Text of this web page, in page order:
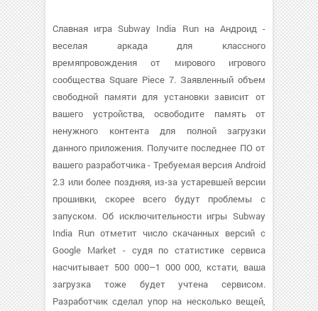
Славная игра Subway India Run на Андроид -
веселая аркада для классного
времяпровождения от мирового игрового
сообщества Square Piece 7. Заявленный объем
свободной памяти для установки зависит от
вашего устройства, освободите память от
ненужного контента для полной загрузки
данного приложения. Получите последнее ПО от
вашего разработчика - Требуемая версия Android
2.3 или более поздняя, из-за устаревшей версии
прошивки, скорее всего будут проблемы с
запуском. Об исключительности игры Subway
India Run отметит число скачанных версий с
Google Market - судя по статистике сервиса
насчитывает 500 000–1 000 000, кстати, ваша
загрузка тоже будет учтена сервисом.
Разработчик сделал упор на несколько вещей,